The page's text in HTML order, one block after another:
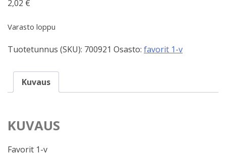
2,02 €
Varasto loppu
Tuotetunnus (SKU): 700921 Osasto: favorit 1-v
Kuvaus
KUVAUS
Favorit 1-v